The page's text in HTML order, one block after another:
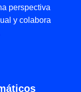
perspectiva
y colabora